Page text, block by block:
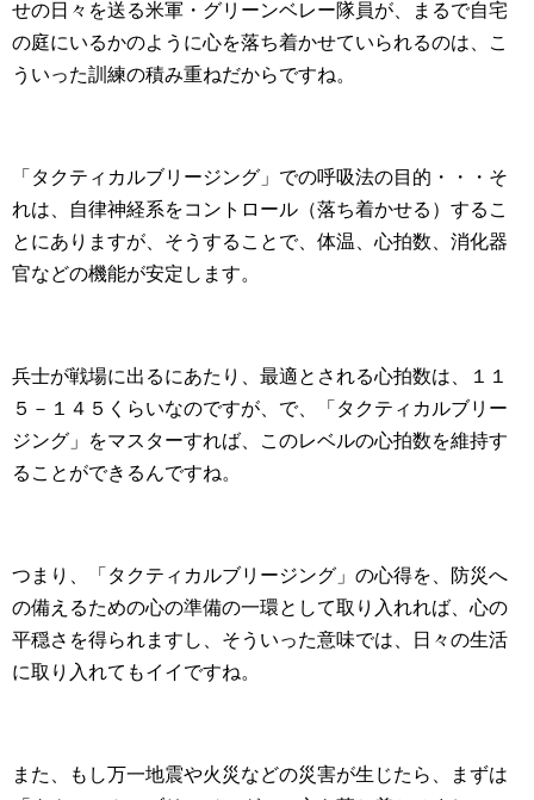
せの日々を送る米軍・グリーンベレー隊員が、まるで自宅
の庭にいるかのように心を落ち着かせていられるのは、こ
ういった訓練の積み重ねだからですね。
「タクティカルブリージング」での呼吸法の目的・・・そ
れは、自律神経系をコントロール（落ち着かせる）するこ
とにありますが、そうすることで、体温、心拍数、消化器
官などの機能が安定します。
兵士が戦場に出るにあたり、最適とされる心拍数は、１１
５－１４５くらいなのですが、で、「タクティカルブリー
ジング」をマスターすれば、このレベルの心拍数を維持す
ることができるんですね。
つまり、「タクティカルブリージング」の心得を、防災へ
の備えるための心の準備の一環として取り入れれば、心の
平穏さを得られますし、そういった意味では、日々の生活
に取り入れてもイイですね。
また、もし万一地震や火災などの災害が生じたら、まずは